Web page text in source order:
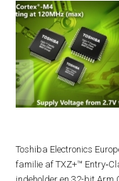
Toshiba Electronics
familie af TXZ+™